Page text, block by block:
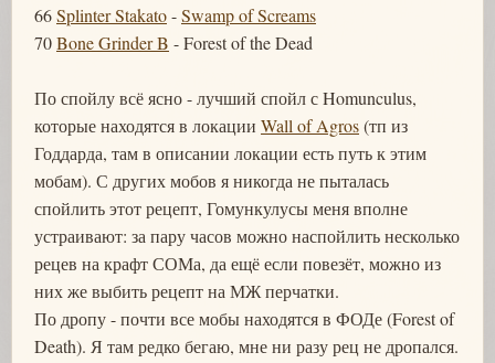
66Splinter Stakato-Swamp of Screams
70Bone Grinder B - Forest of the Dead
По спойлу всё ясно - лучший спойл с Homunculus,
которые находятся в локации Wall of Agros(тп из
Годдарда, там в описании локации есть путь к этим
мобам). С других мобов я никогда не пыталась
спойлить этот рецепт, Гомункулусы меня вполне
устраивают: за пару часов можно наспойлить несколько
рецев на крафт СОМа, да ещё если повезёт, можно из
них же выбить рецепт на МЖ перчатки.
По дропу - почти все мобы находятся в ФОДе (Forest of
Death). Я там редко бегаю, мне ни разу рец не дропался.